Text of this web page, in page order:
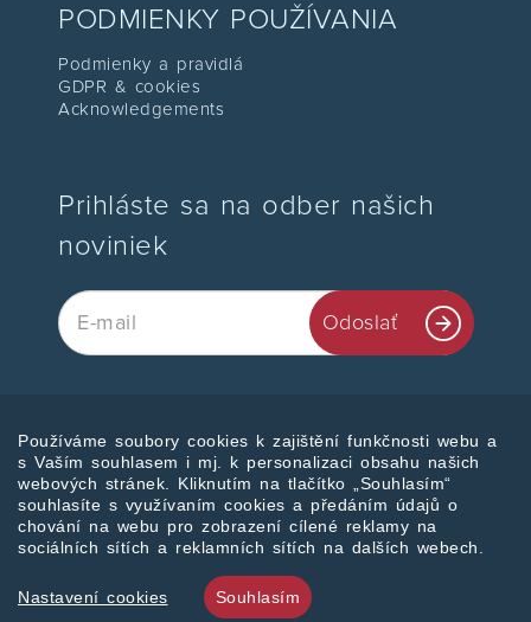
PODMIENKY POUŽÍVANIA
Podmienky a pravidlá
GDPR & cookies
Acknowledgements
Prihláste sa na odber našich
noviniek
Email
Odoslať
Pridajte sa k nám
© 2026 Symphera s.r.o.
Made by designed by
Používáme soubory cookies k zajištění funkčnosti webu a
s Vaším souhlasem i mj. k personalizaci obsahu našich
webových stránek. Kliknutím na tlačítko „Souhlasím“
souhlasíte s využívaním cookies a předáním údajů o
chování na webu pro zobrazení cílené reklamy na
sociálních sítích a reklamních sítích na dalších webech.
Nastavení cookies Souhlasím